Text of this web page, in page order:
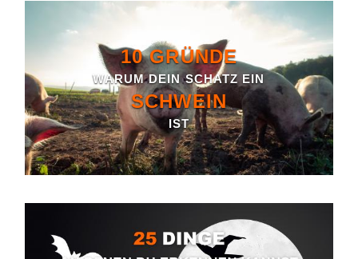
10 GRÜNDE
WARUM DEIN SCHATZ EIN
SCHWEIN
IST